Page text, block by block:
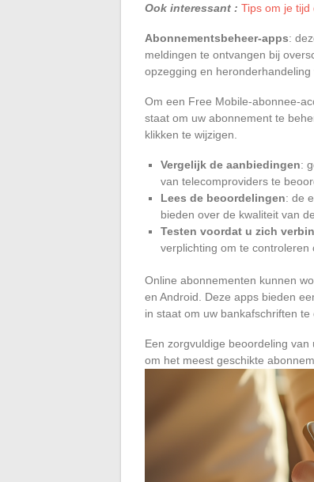
Ook interessant : Tips om je
Abonnementsbeheer-apps:
meldingen te ontvangen bij
opzegging en heronderhandeling
Om een Free Mobile-abonnee-
staat om uw abonnement te
klikken te wijzigen.
Vergelijk de aanbiedingen:
van telecomproviders te
Lees de beoordelingen: de
bieden over de kwaliteit van
Testen voordat u zich
verplichting om te controleren
Online abonnementen kunnen
en Android. Deze apps bieden
in staat om uw bankafschriften te
Een zorgvuldige beoordeling
om het meest geschikte